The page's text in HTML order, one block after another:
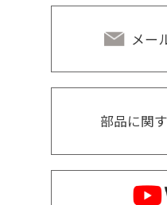
メー
部品に関